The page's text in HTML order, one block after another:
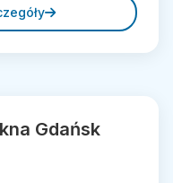
Gdańsk